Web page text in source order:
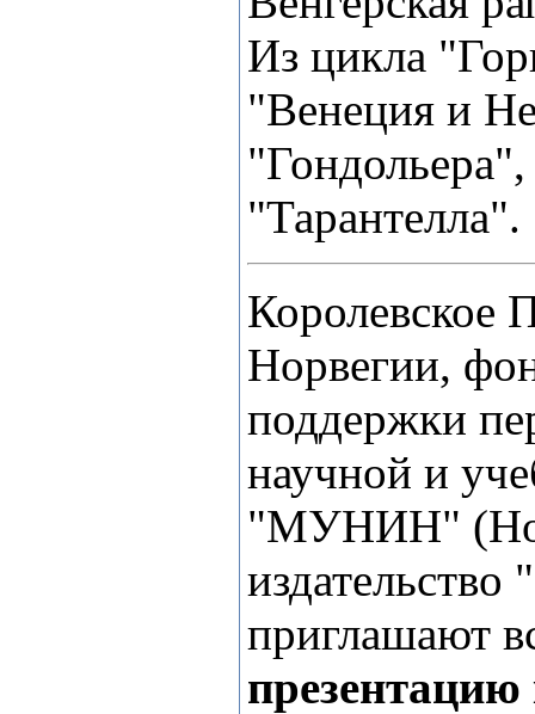
Из цикла
"Венеция и
Королевское
Норвегии,
поддержки
научной и
"МУНИН"
приглашают